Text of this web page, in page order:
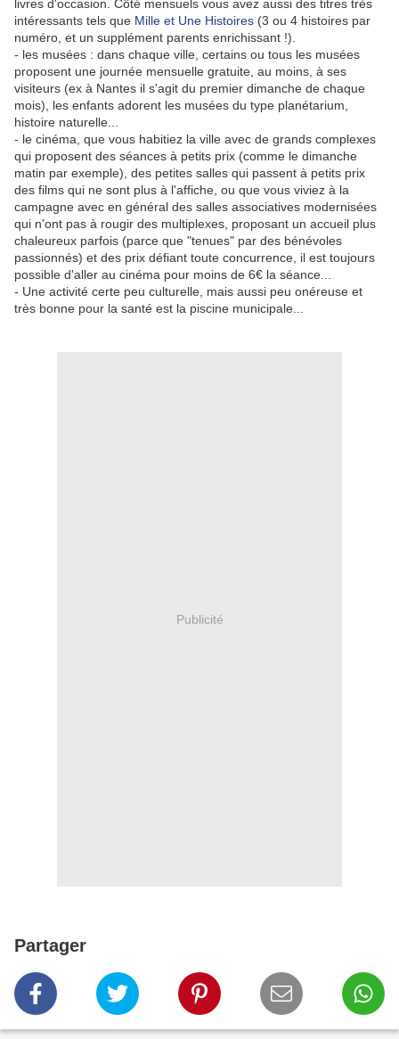
livres d'occasion. Côté mensuels vous avez aussi des titres très
intéressants tels que Mille et Une Histoires (3 ou 4 histoires par
numéro, et un supplément parents enrichissant !).
- les musées : dans chaque ville, certains ou tous les musées
proposent une journée mensuelle gratuite, au moins, à ses
visiteurs (ex à Nantes il s'agit du premier dimanche de chaque
mois), les enfants adorent les musées du type planétarium,
histoire naturelle...
- le cinéma, que vous habitiez la ville avec de grands complexes
qui proposent des séances à petits prix (comme le dimanche
matin par exemple), des petites salles qui passent à petits prix
des films qui ne sont plus à l'affiche, ou que vous viviez à la
campagne avec en général des salles associatives modernisées
qui n'ont pas à rougir des multiplexes, proposant un accueil plus
chaleureux parfois (parce que "tenues" par des bénévoles
passionnés) et des prix défiant toute concurrence, il est toujours
possible d'aller au cinéma pour moins de 6€ la séance...
- Une activité certe peu culturelle, mais aussi peu onéreuse et
très bonne pour la santé est la piscine municipale...
Publicité
Partager